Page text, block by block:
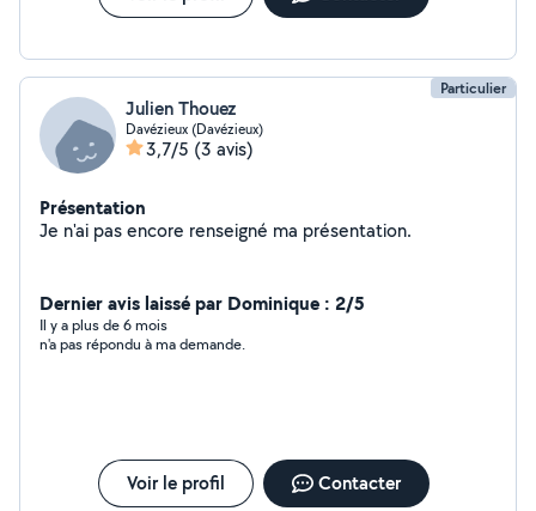
Particulier
Julien Thouez
Davézieux (Davézieux)
3,7/5 (3 avis)
Présentation
Je n'ai pas encore renseigné ma présentation.
Dernier avis laissé par Dominique : 2/5
Il y a plus de 6 mois
n'a pas répondu à ma demande.
Voir le profil Contacter